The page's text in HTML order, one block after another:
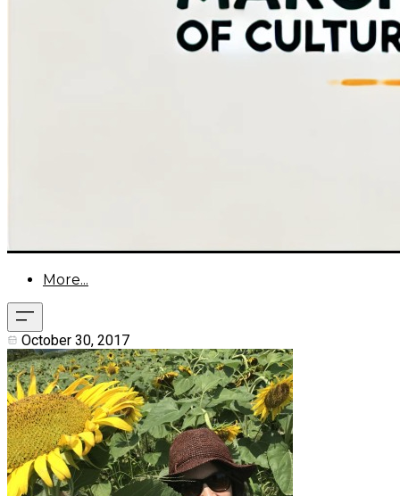
More...
October 30, 2017